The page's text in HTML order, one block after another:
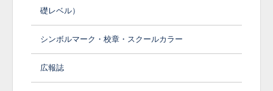
礎レベル）
シンボルマーク・校章・スクールカラー
広報誌